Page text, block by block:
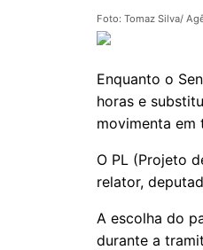
Foto: Tomaz Silva/
Enquanto o
horas e
movimenta em
O PL (Projeto
relator,
A escolha do
durante a